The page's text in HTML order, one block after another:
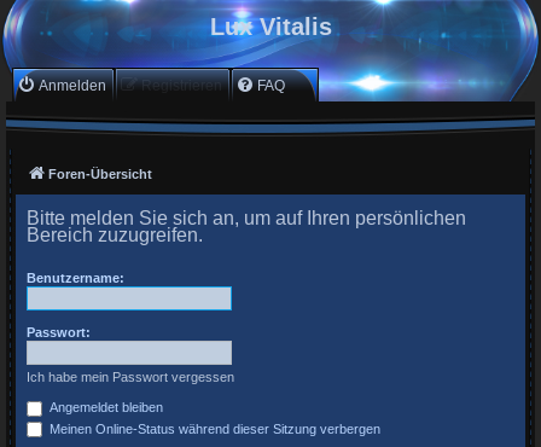
Lux Vitalis
Anmelden Registrieren FAQ
Foren-Übersicht
Bitte melden Sie sich an, um auf Ihren persönlichen
Bereich zuzugreifen.
Benutzername:
Passwort:
Ich habe mein Passwort vergessen
Angemeldet bleiben
Meinen Online-Status während dieser Sitzung verbergen